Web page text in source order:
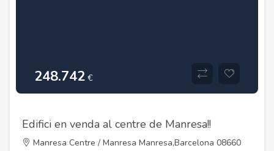
248.742 €
Edifici en venda al centre de Manresa!!
Manresa Centre / Manresa Manresa,Barcelona 08660